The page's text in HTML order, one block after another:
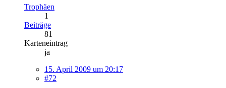
Trophäen
1
Beiträge
81
Karteneintrag
ja
15. April 2009 um 20:17
#72